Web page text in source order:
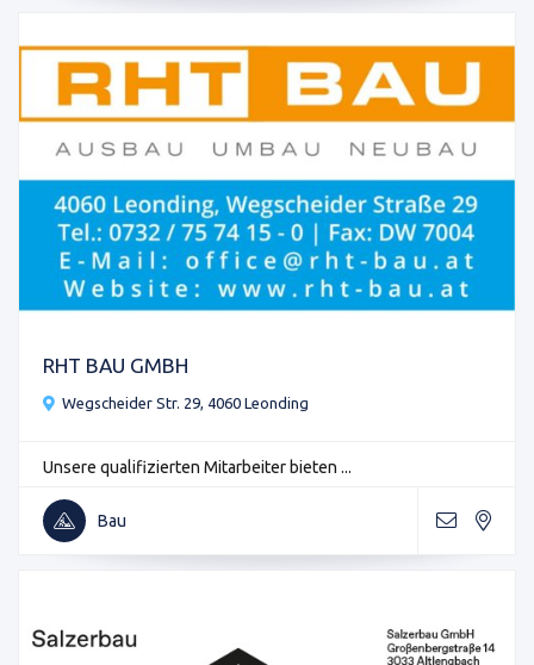
RHT BAU GMBH
Wegscheider Str. 29, 4060 Leonding
Unsere qualifizierten Mitarbeiter bieten ...
Bau